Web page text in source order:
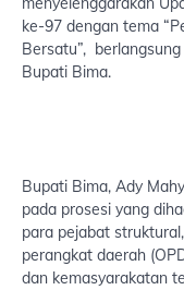
ke-97 dengan tema
Bersatu”,
Bupati Bima.
Bupati Bima, Ady
pada prosesi yang
para pejabat
perangkat daerah
dan kemasyarakatan